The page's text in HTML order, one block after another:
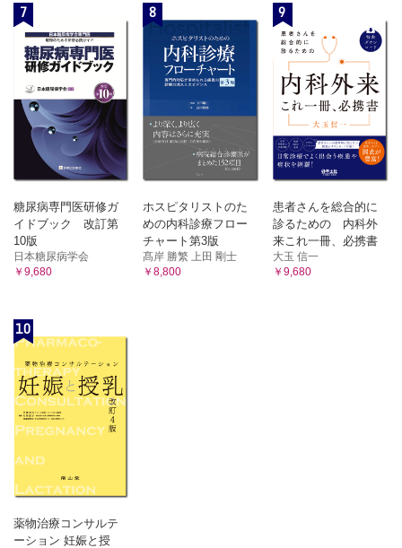
7
糖尿病専門医研修ガ
イドブック 改訂第
10版
日本糖尿病学会
￥9,680
8
ホスピタリストのた
めの内科診療フロー
チャート第3版
髙岸 勝繁 上田 剛士
￥8,800
9
患者さんを総合的に
診るための 内科外
来これ一冊、必携書
大玉 信一
￥9,680
10
薬物治療コンサルテ
ーション 妊娠と授